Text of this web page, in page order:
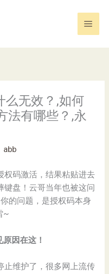
么无效？,如何
法有哪些？,永
abb
权码激活，结果粘贴进去
键盘！云哥当年也被这问
的问题，是授权码本身
~
因在这！​
止维护了，很多网上流传